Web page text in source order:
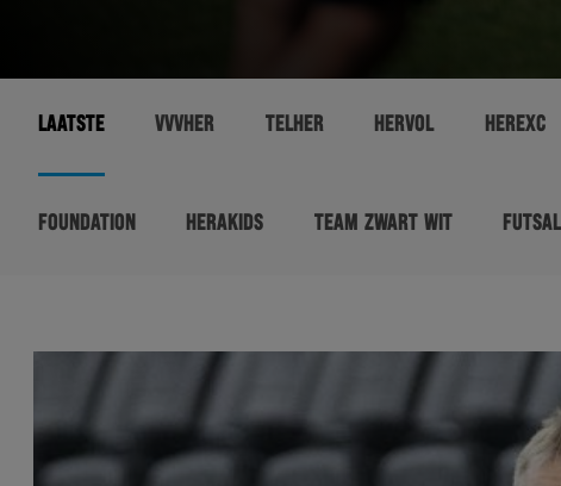
LAATSTE VVVHER TELHER HERVOL HEREXC
FOUNDATION HERAKIDS TEAM ZWART WIT FUTSAL